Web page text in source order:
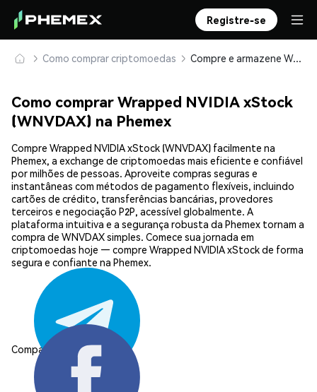
Registre-se
Como comprar criptomoedas Compre e armazene Wrapped NVIDIA xStock (WNVDAX) com segurança
Como comprar Wrapped NVIDIA xStock
(WNVDAX) na Phemex
Compre Wrapped NVIDIA xStock (WNVDAX) facilmente na
Phemex, a exchange de criptomoedas mais eficiente e confiável
por milhões de pessoas. Aproveite compras seguras e
instantâneas com métodos de pagamento flexíveis, incluindo
cartões de crédito, transferências bancárias, provedores
terceiros e negociação P2P, acessível globalmente. A
plataforma intuitiva e a segurança robusta da Phemex tornam a
compra de WNVDAX simples. Comece sua jornada em
criptomoedas hoje — compre Wrapped NVIDIA xStock de forma
segura e confiante na Phemex.
Compartilhar: